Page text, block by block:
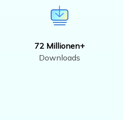
72 Millionen+
Downloads